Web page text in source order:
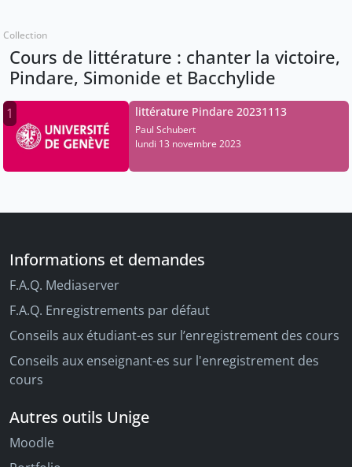
Collection
Cours de littérature : chanter la victoire,
Pindare, Simonide et Bacchylide
1 littérature Pindare 20231113
Paul Schubert
lundi 13 novembre 2023
Informations et demandes
F.A.Q. Mediaserver
F.A.Q. Enregistrements par défaut
Conseils aux étudiant-es sur l’enregistrement des cours
Conseils aux enseignant-es sur l'enregistrement des
cours
Autres outils Unige
Moodle